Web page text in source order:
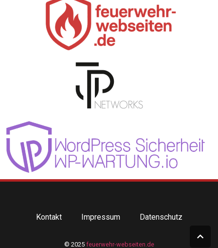
Kontakt Impressum Datenschutz
© 2025 feuerwehr-webseiten.de